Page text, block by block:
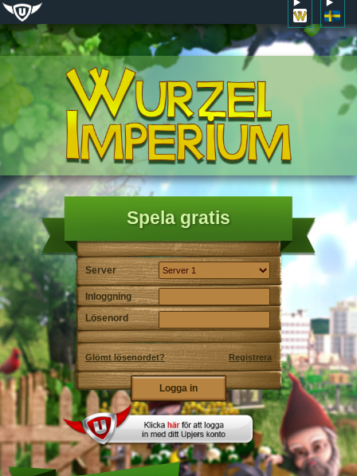
Spela gratis
Server
Inloggning
Lösenord
Glömt lösenordet? Registrera